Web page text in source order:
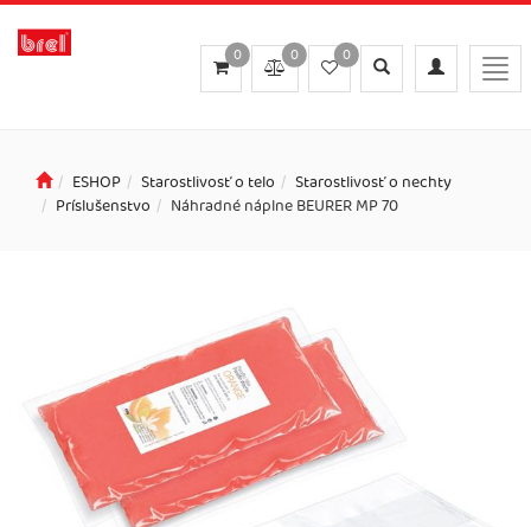
Toggle
navigation
Toggle
search
0
0
0
ESHOP Starostlivosť o telo
Starostlivosť o nechty
Príslušenstvo
Náhradné náplne BEURER MP 70